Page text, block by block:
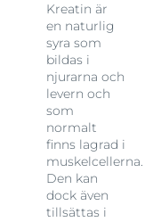
Kreatin är
en naturlig
syra som
bildas i
njurarna och
levern och
som
normalt
finns lagrad i
muskelcellerna.
Den kan
dock även
tillsättas i